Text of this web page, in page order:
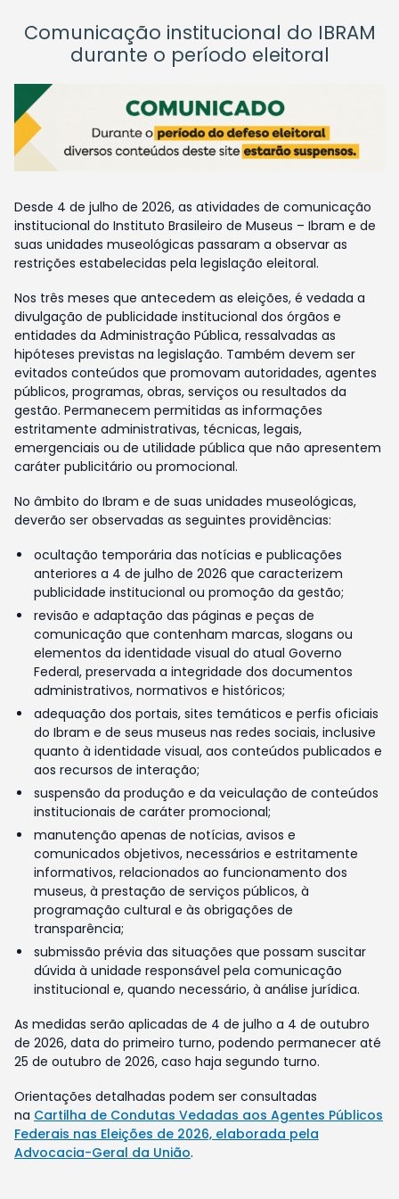
Comunicação institucional do IBRAM
durante o período eleitoral
Desde 4 de julho de 2026, as atividades de comunicação
institucional do Instituto Brasileiro de Museus – Ibram e de
suas unidades museológicas passaram a observar as
restrições estabelecidas pela legislação eleitoral.
Nos três meses que antecedem as eleições, é vedada a
divulgação de publicidade institucional dos órgãos e
entidades da Administração Pública, ressalvadas as
hipóteses previstas na legislação. Também devem ser
evitados conteúdos que promovam autoridades, agentes
públicos, programas, obras, serviços ou resultados da
gestão. Permanecem permitidas as informações
estritamente administrativas, técnicas, legais,
emergenciais ou de utilidade pública que não apresentem
caráter publicitário ou promocional.
No âmbito do Ibram e de suas unidades museológicas,
deverão ser observadas as seguintes providências:
ocultação temporária das notícias e publicações
anteriores a 4 de julho de 2026 que caracterizem
publicidade institucional ou promoção da gestão;
revisão e adaptação das páginas e peças de
comunicação que contenham marcas, slogans ou
elementos da identidade visual do atual Governo
Federal, preservada a integridade dos documentos
administrativos, normativos e históricos;
adequação dos portais, sites temáticos e perfis oficiais
do Ibram e de seus museus nas redes sociais, inclusive
quanto à identidade visual, aos conteúdos publicados e
aos recursos de interação;
suspensão da produção e da veiculação de conteúdos
institucionais de caráter promocional;
manutenção apenas de notícias, avisos e
comunicados objetivos, necessários e estritamente
informativos, relacionados ao funcionamento dos
museus, à prestação de serviços públicos, à
programação cultural e às obrigações de
transparência;
submissão prévia das situações que possam suscitar
dúvida à unidade responsável pela comunicação
institucional e, quando necessário, à análise jurídica.
As medidas serão aplicadas de 4 de julho a 4 de outubro
de 2026, data do primeiro turno, podendo permanecer até
25 de outubro de 2026, caso haja segundo turno.
Orientações detalhadas podem ser consultadas
na Cartilha de Condutas Vedadas aos Agentes Públicos
Federais nas Eleições de 2026, elaborada pela
Advocacia-Geral da União.